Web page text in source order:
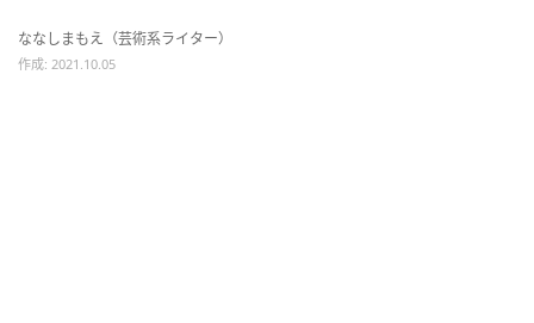
ななしまもえ（芸術系ライター）
作成: 2021.10.05